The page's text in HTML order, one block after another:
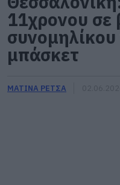
11χρονου σε
συνομηλίκου
μπάσκετ
ΜΑΤΙΝΑ ΡΕΤΣΑ